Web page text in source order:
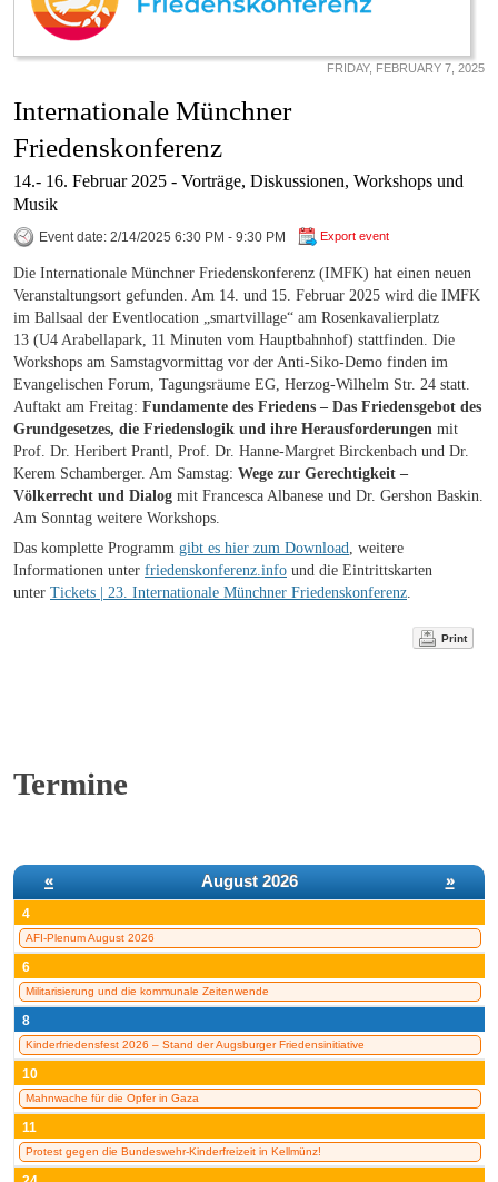
FRIDAY, FEBRUARY 7, 2025
Internationale Münchner
Friedenskonferenz
14.- 16. Februar 2025 - Vorträge, Diskussionen, Workshops und
Musik
Event date: 2/14/2025 6:30 PM - 9:30 PM Export event
Die Internationale Münchner Friedenskonferenz (IMFK) hat einen neuen
Veranstaltungsort gefunden. Am 14. und 15. Februar 2025 wird die IMFK
im Ballsaal der Eventlocation „smartvillage“ am Rosenkavalierplatz
13 (U4 Arabellapark, 11 Minuten vom Hauptbahnhof) stattfinden. Die
Workshops am Samstagvormittag vor der Anti-Siko-Demo finden im
Evangelischen Forum, Tagungsräume EG, Herzog-Wilhelm Str. 24 statt.
Auftakt am Freitag: Fundamente des Friedens – Das Friedensgebot des
Grundgesetzes, die Friedenslogik und ihre Herausforderungen mit
Prof. Dr. Heribert Prantl, Prof. Dr. Hanne-Margret Birckenbach und Dr.
Kerem Schamberger. Am Samstag: Wege zur Gerechtigkeit –
Völkerrecht und Dialog mit Francesca Albanese und Dr. Gershon Baskin.
Am Sonntag weitere Workshops.
Das komplette Programm gibt es hier zum Download , weitere
Informationen unter friedenskonferenz.info und die Eintrittskarten
unter Tickets | 23. Internationale Münchner Friedenskonferenz
Print
Termine
« August 2026 »
4
AFI-Plenum August 2026
6
Militarisierung und die kommunale Zeitenwende
8
Kinderfriedensfest 2026 – Stand der Augsburger Friedensinitiative
10
Mahnwache für die Opfer in Gaza
11
Protest gegen die Bundeswehr-Kinderfreizeit in Kellmünz!